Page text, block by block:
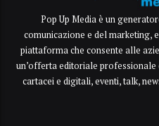
Pop Up Media è un
comunicazione e del marketing,
piattaforma che consente alle
un’offerta editoriale professionale
cartacei e digitali, eventi, talk,